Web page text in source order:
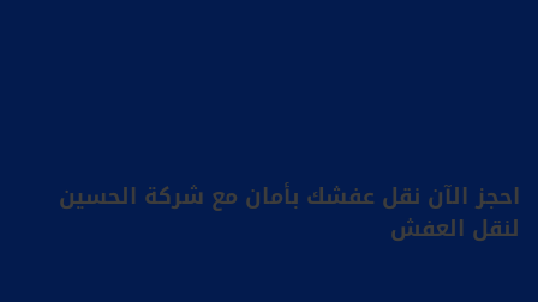
احجز الآن نقل عفشك بأمان مع شركة الحسين
لنقل العفش